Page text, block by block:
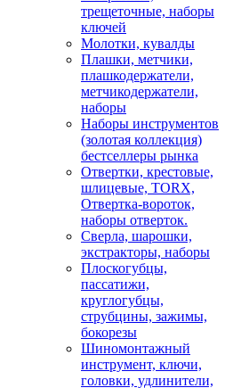
трещеточные, наборы
ключей
Молотки, кувалды
Плашки, метчики,
плашкодержатели,
метчикодержатели,
наборы
Наборы инструментов
(золотая коллекция)
бестселлеры рынка
Отвертки, крестовые,
шлицевые, TORX,
Отвертка-вороток,
наборы отверток.
Сверла, шарошки,
экстракторы, наборы
Плоскогубцы,
пассатижи,
круглогубцы,
струбцины, зажимы,
бокорезы
Шиномонтажный
инструмент, ключи,
головки, удлинители,